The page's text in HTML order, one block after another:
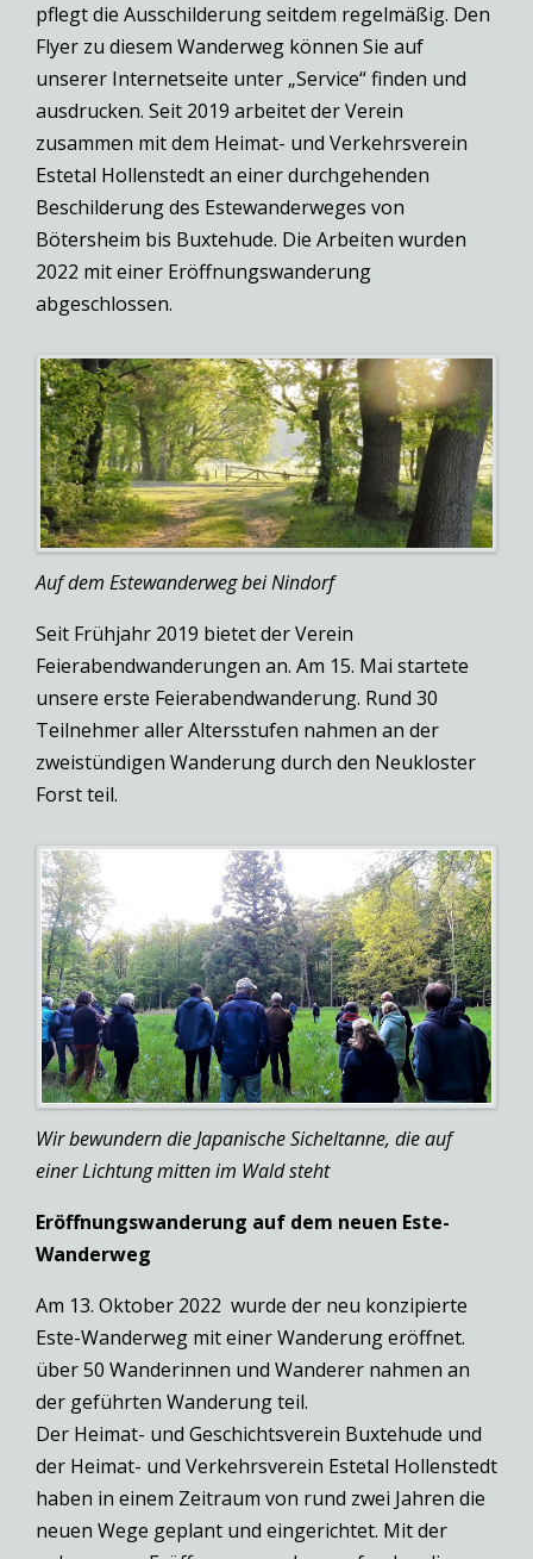
pflegt die Ausschilderung seitdem regelmäßig. Den
Flyer zu diesem Wanderweg können Sie auf
unserer Internetseite unter „Service“ finden und
ausdrucken. Seit 2019 arbeitet der Verein
zusammen mit dem Heimat- und Verkehrsverein
Estetal Hollenstedt an einer durchgehenden
Beschilderung des Estewanderweges von
Bötersheim bis Buxtehude. Die Arbeiten wurden
2022 mit einer Eröffnungswanderung
abgeschlossen.
Auf dem Estewanderweg bei Nindorf
Seit Frühjahr 2019 bietet der Verein
Feierabendwanderungen an. Am 15. Mai startete
unsere erste Feierabendwanderung. Rund 30
Teilnehmer aller Altersstufen nahmen an der
zweistündigen Wanderung durch den Neukloster
Forst teil.
Wir bewundern die Japanische Sicheltanne, die auf
einer Lichtung mitten im Wald steht
Eröffnungswanderung auf dem neuen Este-
Wanderweg
Am 13. Oktober 2022 wurde der neu konzipierte
Este-Wanderweg mit einer Wanderung eröffnet.
über 50 Wanderinnen und Wanderer nahmen an
der geführten Wanderung teil.
Der Heimat- und Geschichtsverein Buxtehude und
der Heimat- und Verkehrsverein Estetal Hollenstedt
haben in einem Zeitraum von rund zwei Jahren die
neuen Wege geplant und eingerichtet. Mit der